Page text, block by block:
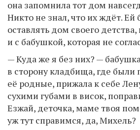
она запомнила тот дом
Никто не знал, что их ждёт. Ей
оставлять дом своего
и с бабушкой, которая не
— Куда же я без них? —
в сторону кладбища, где были
её родные, прижала к себе
сухими губами в висок,
Езжай, деточка, маме твоя
уж тут справимся, да, Михель?